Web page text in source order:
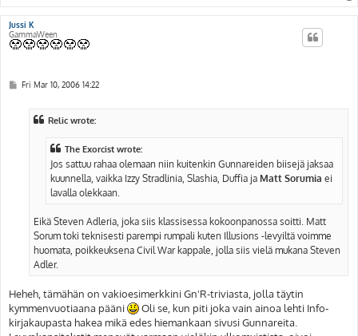
Jussi K
GammaWeen
PFri Mar 10, 2006 14:22
Relic wrote:
The Exorcist wrote:
Jos sattuu rahaa olemaan niin kuitenkin Gunnareiden biisejä jaksaa
kuunnella, vaikka Izzy Stradlinia, Slashia, Duffia ja Matt Sorumia ei
lavalla olekkaan.
Eikä Steven Adleria, joka siis klassisessa kokoonpanossa soitti. Matt
Sorum toki teknisesti parempi rumpali kuten Illusions -levyiltä voimme
huomata, poikkeuksena Civil War kappale, jolla siis vielä mukana Steven
Adler.
Heheh, tämähän on vakioesimerkkini Gn'R-triviasta, jolla täytin
kymmenvuotiaana pääni
Oli se, kun piti joka vain ainoa lehti Info-
kirjakaupasta hakea mikä edes hiemankaan sivusi Gunnareita.